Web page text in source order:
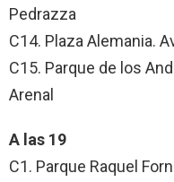
Pedrazza
C14. Plaza Alemania.
C15. Parque de los
Arenal
A las 19
C1. Parque Raquel